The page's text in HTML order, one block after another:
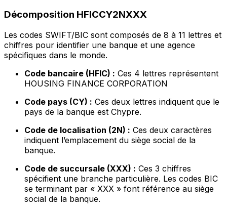
Décomposition HFICCY2NXXX
Les codes SWIFT/BIC sont composés de 8 à 11 lettres et
chiffres pour identifier une banque et une agence
spécifiques dans le monde.
Code bancaire (HFIC) : Ces 4 lettres représentent
HOUSING FINANCE CORPORATION
Code pays (CY) : Ces deux lettres indiquent que le
pays de la banque est Chypre.
Code de localisation (2N) : Ces deux caractères
indiquent l’emplacement du siège social de la
banque.
Code de succursale (XXX) : Ces 3 chiffres
spécifient une branche particulière. Les codes BIC
se terminant par « XXX » font référence au siège
social de la banque.